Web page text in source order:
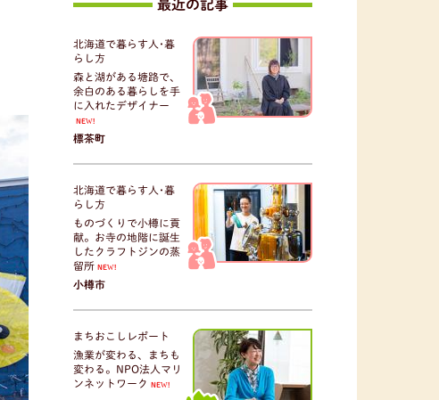
最近の記事
北海道で暮らす人･暮
らし方
森と湖がある塘路で、
余白のある暮らしを手
に入れたデザイナー
NEW!
標茶町
北海道で暮らす人･暮
らし方
ものづくりで小樽に貢
献。お寺の地階に誕生
したクラフトジンの蒸
留所 NEW!
小樽市
まちおこしレポート
漁業が変わる、まちも
変わる。NPO法人マリ
ンネットワーク
NEW!